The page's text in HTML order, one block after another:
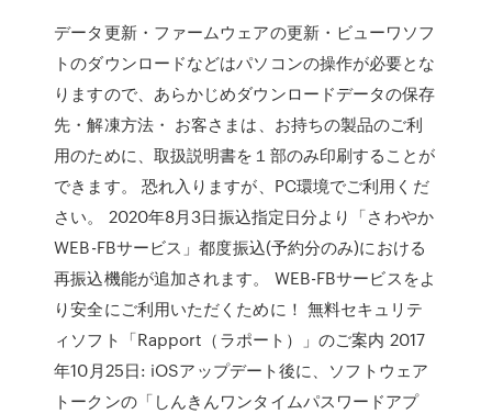
データ更新・ファームウェアの更新・ビューワソフ
トのダウンロードなどはパソコンの操作が必要とな
りますので、あらかじめダウンロードデータの保存
先・解凍方法・ お客さまは、お持ちの製品のご利
用のために、取扱説明書を１部のみ印刷することが
できます。 恐れ入りますが、PC環境でご利用くだ
さい。 2020年8月3日振込指定日分より「さわやか
WEB-FBサービス」都度振込(予約分のみ)における
再振込機能が追加されます。 WEB-FBサービスをよ
り安全にご利用いただくために！ 無料セキュリテ
ィソフト「Rapport（ラポート）」のご案内 2017
年10月25日: iOSアップデート後に、ソフトウェア
トークンの「しんきんワンタイムパスワードアプ